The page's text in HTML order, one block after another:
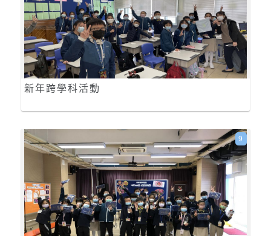
新年跨學科活動
9